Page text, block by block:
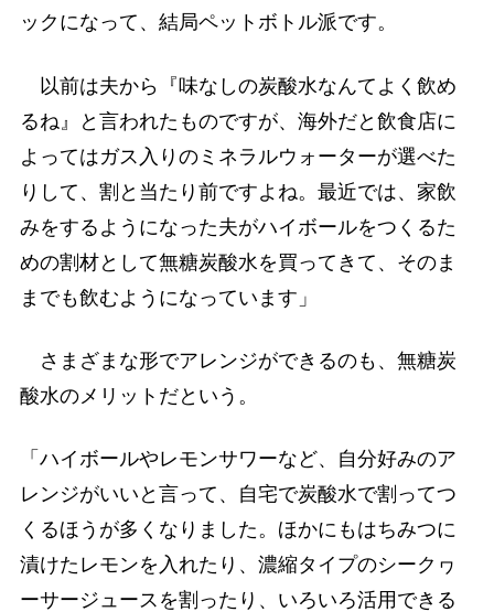
ックになって、結局ペットボトル派です。
以前は夫から『味なしの炭酸水なんてよく飲め
るね』と言われたものですが、海外だと飲食店に
よってはガス入りのミネラルウォーターが選べた
りして、割と当たり前ですよね。最近では、家飲
みをするようになった夫がハイボールをつくるた
めの割材として無糖炭酸水を買ってきて、そのま
までも飲むようになっています」
さまざまな形でアレンジができるのも、無糖炭
酸水のメリットだという。
「ハイボールやレモンサワーなど、自分好みのア
レンジがいいと言って、自宅で炭酸水で割ってつ
くるほうが多くなりました。ほかにもはちみつに
漬けたレモンを入れたり、濃縮タイプのシークヮ
ーサージュースを割ったり、いろいろ活用できる